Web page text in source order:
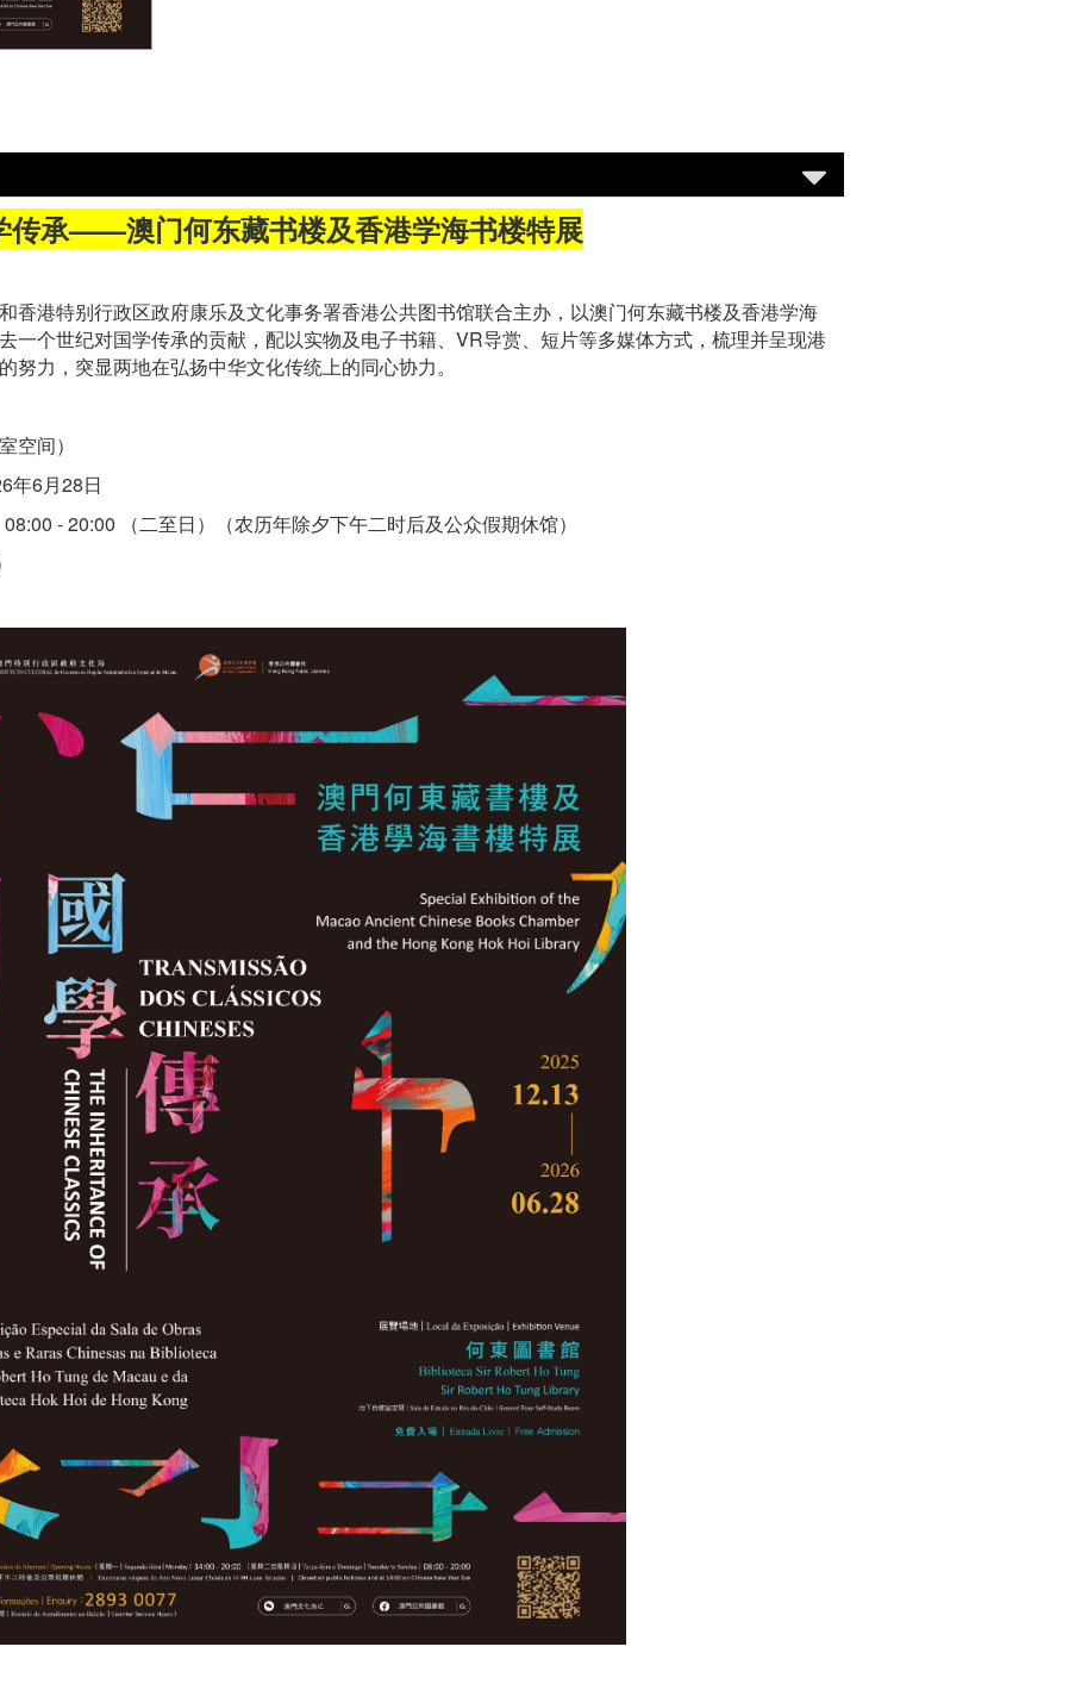
传承——澳门何东藏书楼及香港学海书楼特展
香港特别行政区政府康乐及文化事务署香港公共图书馆联合主办，以澳门何东藏书楼及香港学海
一个世纪对国学传承的贡献，配以实物及电子书籍、VR导赏、短片等多媒体方式，梳理并呈现港
努力，突显两地在弘扬中华文化传统上的同心协力。
空间）
年6月28日
- 20:00 （二至日）（农历年除夕下午二时后及公众假期休馆）